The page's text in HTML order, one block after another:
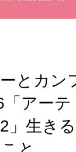
とカンフ
「アーテ